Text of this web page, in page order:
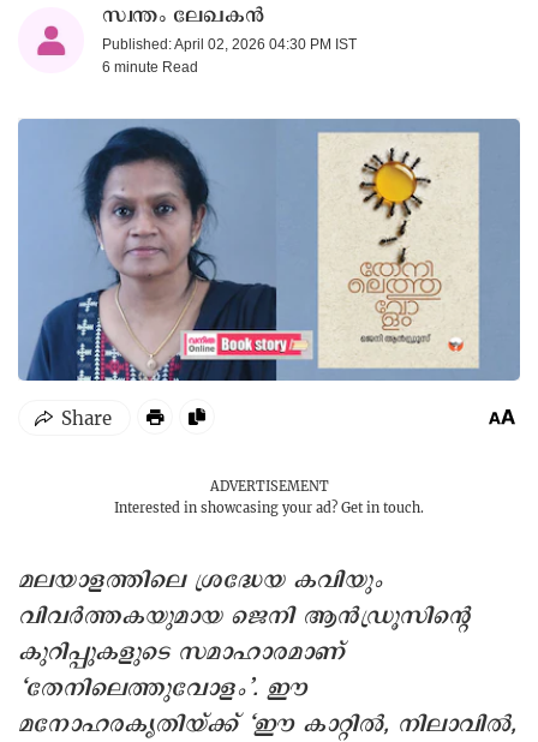
സ്വന്തം ലേഖകൻ
Published: April 02, 2026 04:30 PM IST
6 minute Read
ADVERTISEMENT
Interested in showcasing your ad? Get in touch.
മലയാളത്തിലെ ശ്രദ്ധേയ കവിയും
വിവർത്തകയുമായ ജെനി ആൻഡ്രൂസിന്റെ
കുറിപ്പുകളുടെ സമാഹാരമാണ്
‘തേനിലെത്തുവോളം’. ഈ
മനോഹരകൃതിയ്ക്ക് ‘ഈ കാറ്റില്‍, നിലാവില്‍,